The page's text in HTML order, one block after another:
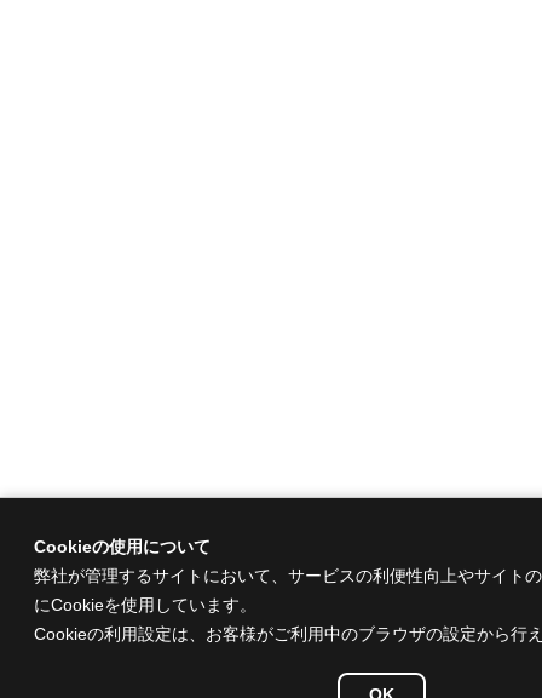
Cookieの使用について
弊社が管理するサイトにおいて、サービスの利便性向上やサイト
にCookieを使用しています。
Cookieの利用設定は、お客様がご利用中のブラウザの設定から行